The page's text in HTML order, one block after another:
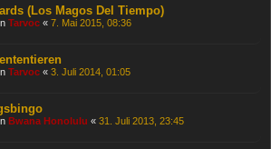
(Los Magos Del Tiempo)
Tarvoc « 7. Mai 2015, 08:36
Tarvoc « 3. Juli 2014, 01:05
Bwana Honolulu « 31. Juli 2013, 23:45